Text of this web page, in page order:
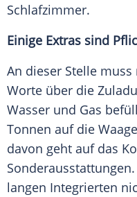
Schlafzimmer.
Einige Extras sind
An dieser Stelle
Worte über die
Wasser und Gas
Tonnen auf die Waage
davon geht auf das
langen Integrierten